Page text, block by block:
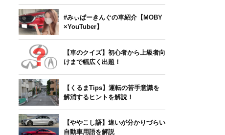
#みぃぱーきんぐの車紹介【MOBY
×YouTuber】
【車のクイズ】初心者から上級者向
けまで幅広く出題！
【くるまTips】運転の苦手意識を
解消するヒントを解説！
【ややこし語】違いが分かりづらい
自動車用語を解説